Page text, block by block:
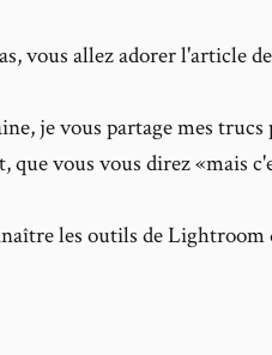
vous allez adorer l'article
je vous partage mes
que vous vous direz «mais
les outils de Lightroom